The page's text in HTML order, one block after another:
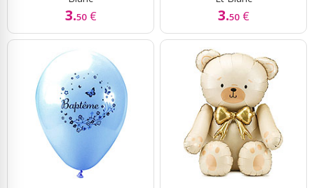
3.50 € 3.50 €